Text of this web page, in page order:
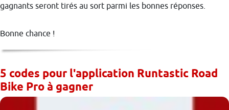
gagnants seront tirés au sort parmi les bonnes réponses.
Bonne chance !
5 codes pour l'application Runtastic Road
Bike Pro à gagner